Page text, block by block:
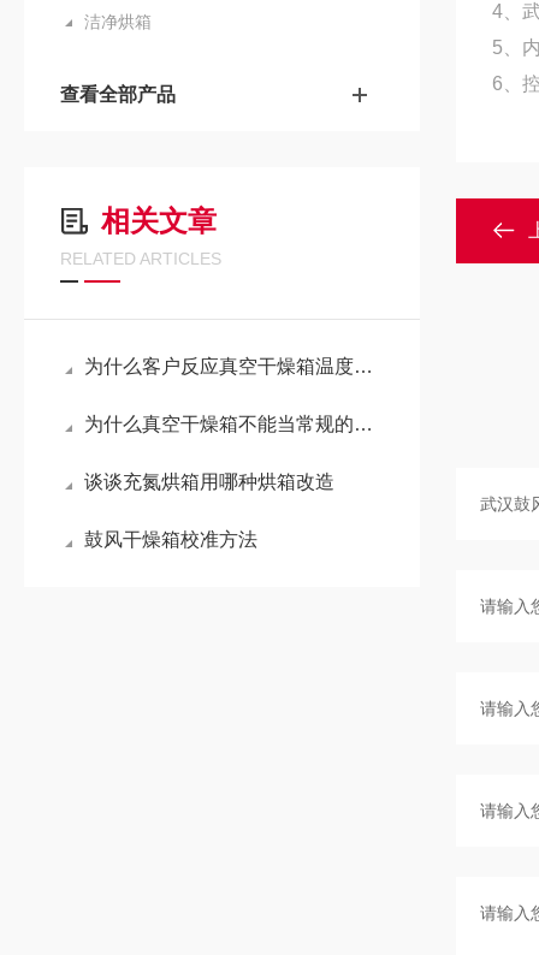
洁净烘箱
查看全部产品
相关文章
RELATED ARTICLES
为什么客户反应真空干燥箱温度上下偏差大？
为什么真空干燥箱不能当常规的鼓风干燥箱使用？
谈谈充氮烘箱用哪种烘箱改造
鼓风干燥箱校准方法
4、
5、
6、